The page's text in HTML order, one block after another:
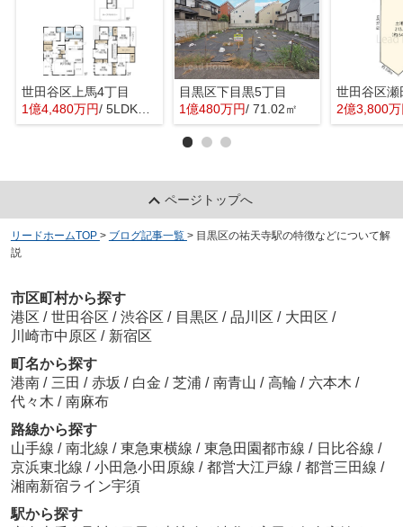
世田谷区上馬4丁目
1億4,480万円/ 5LDK＋1S(納戸)
目黒区下目黒5丁目
1億480万円/ 71.02㎡
世田谷区瀬
2億3,800
ページトップへ
リードホームTOP > ブログ記事一覧 > 目黒区の祐天寺駅の特徴などについて解
説
市区町村から探す
港区 / 世田谷区 / 渋谷区 / 目黒区 / 品川区 / 大田区 /
川崎市中原区 / 新宿区
町名から探す
港南 / 三田 / 赤坂 / 白金 / 芝浦 / 南青山 / 高輪 / 六本木 /
代々木 / 南麻布
路線から探す
山手線 / 南北線 / 東急東横線 / 東急田園都市線 / 日比谷線 /
京浜東北線 / 小田急小田原線 / 都営大江戸線 / 都営三田線 /
湘南新宿ライン宇須
駅から探す